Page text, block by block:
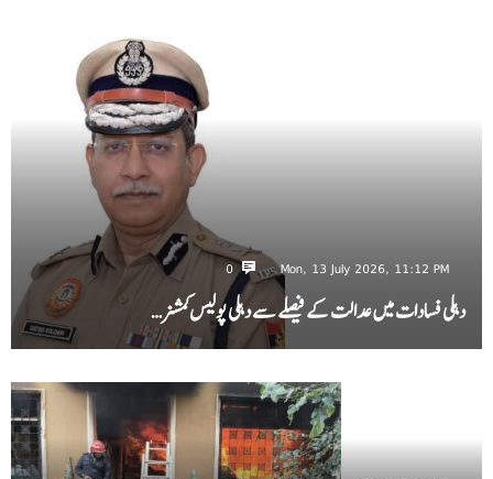
Mon, 13 July 2026, 11:12 PM
0
دہلی فسادات میں عدالت کے فیصلے سے دہلی پولیس کمشنر…